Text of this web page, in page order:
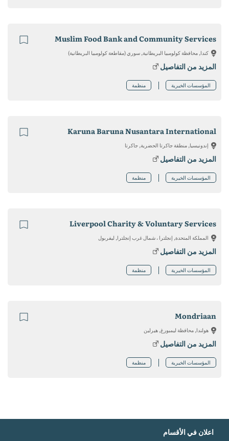
Muslim Food Bank and Community Services
كندا, محافظة كولومبيا البريطانية, سوري (مقاطعة كولومبيا البريطانية)
المزيد من التفاصيل
المؤسسات الخيرية منظمة
Karuna Baruna Nusantara International
إندونيسيا, منطقة جاكرتا الحضرية, جاكرتا
المزيد من التفاصيل
المؤسسات الخيرية منظمة
Liverpool Charity & Voluntary Services
المملكة المتحدة, إنجلترا ، شمال غرب إنجلترا, ليفربول
المزيد من التفاصيل
المؤسسات الخيرية منظمة
Mondriaan
هولندا, محافظة ليمبورغ, هيرلين
المزيد من التفاصيل
المؤسسات الخيرية منظمة
اعلان في الأقسام